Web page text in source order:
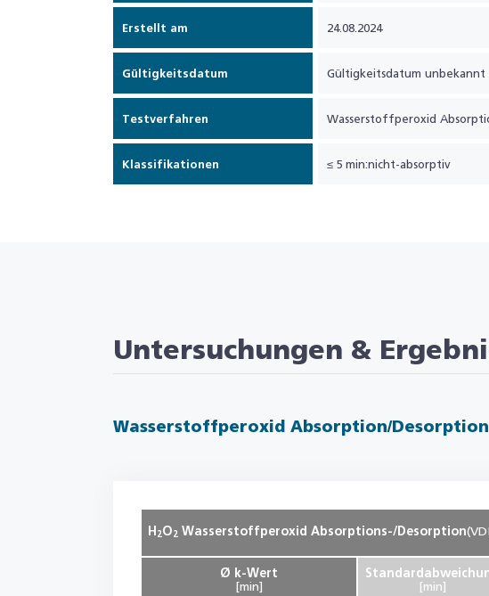
Erstellt am 24.08.2024
Gültigkeitsdatum Gültigkeitsdatum
Testverfahren Wasserstoffperoxid
Klassifikationen ≤ 5 min:nicht-absorptiv
Untersuchungen &
Wasserstoffperoxid Absorption/Desorption
H 2O 2 Wasserstoffperoxid Absorptions-/Desorption
Ø k-Wert
[min]
[min]